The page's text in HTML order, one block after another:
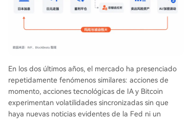
En los dos últimos años, el mercado ha presenciado
repetidamente fenómenos similares: acciones de
momento, acciones tecnológicas de IA y Bitcoin
experimentan volatilidades sincronizadas sin que
haya nuevas noticias evidentes de la Fed ni un